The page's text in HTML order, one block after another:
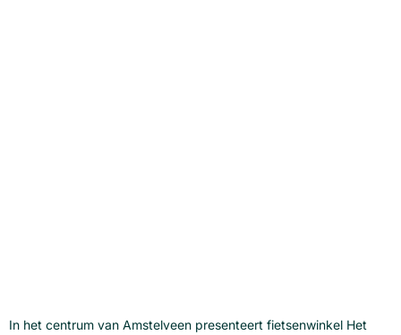
In het centrum van Amstelveen presenteert fietsenwinkel Het